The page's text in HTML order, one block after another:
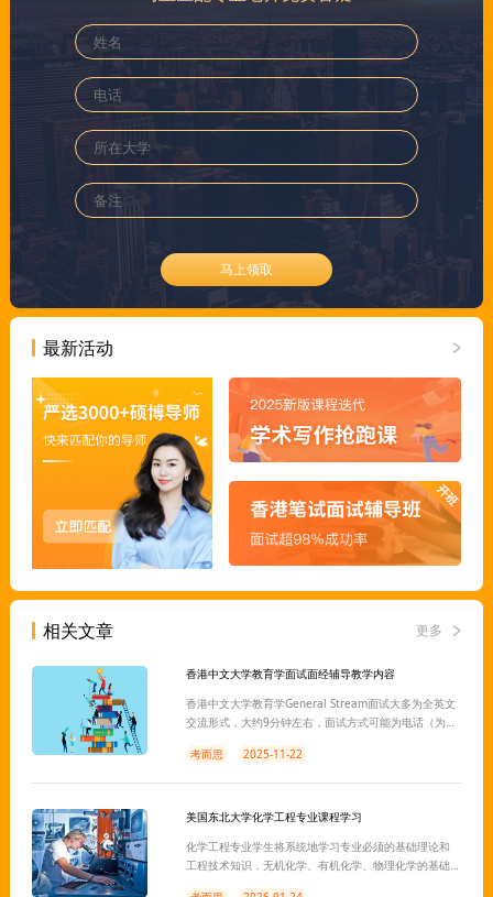
马上领取
最新活动
相关文章 更多
香港中文大学教育学面试面经辅导教学内容
香港中文大学教育学General Stream面试大多为全英文
交流形式，大约9分钟左右，面试方式可能为电话（为
教育学面试需要广大的香港学生们提前做好充分的准备
考而思 2025-11-22
美国东北大学化学工程专业课程学习
化学工程专业学生将系统地学习专业必须的基础理论和
工程技术知识，无机化学、有机化学、物理化学的基础